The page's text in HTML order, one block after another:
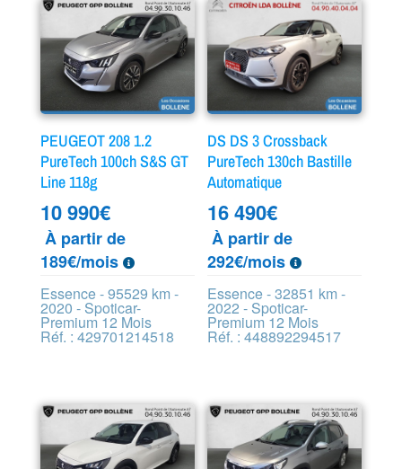
PEUGEOT 208 1.2
PureTech 100ch S&S GT
Line 118g
10 990€
À partir de
189€/mois
Essence - 95529 km -
2020 - Spoticar-
Premium 12 Mois
Réf. : 429701214518
DS DS 3 Crossback
PureTech 130ch Bastille
Automatique
16 490€
À partir de
292€/mois
Essence - 32851 km -
2022 - Spoticar-
Premium 12 Mois
Réf. : 448892294517